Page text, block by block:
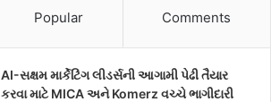
c
e
b
i
t
t
t
a
Popular Comments
AI-સક્ષમ માર્કેટિંગ લીડર્સની આગામી પેઢી તૈયાર
કરવા માટે MICA અને Komerz વચ્ચે ભાગીદારી